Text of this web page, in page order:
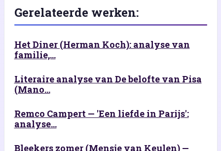
Gerelateerde werken:
Het Diner (Herman Koch): analyse van
familie,...
Literaire analyse van De belofte van Pisa
(Mano...
Remco Campert — 'Een liefde in Parijs':
analyse...
Bleekers zomer (Mensje van Keulen) —